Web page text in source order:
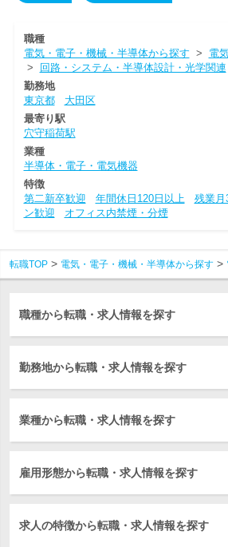
職種
電気・電子・機械・半導体から探す > 電
>
回路・システム・半導体設計・光学関連
勤務地
東京都
大田区
最寄り駅
穴守稲荷駅
業種
半導体・電子・電気機器
特徴
第二新卒歓迎
年間休日120日以上 残業月
ン歓迎
オフィス内禁煙・分煙
転職TOP 電気・電子・機械・半導体から探す
職種から転職・求人情報を探す
勤務地から転職・求人情報を探す
業種から転職・求人情報を探す
雇用形態から転職・求人情報を探す
求人の特徴から転職・求人情報を探す